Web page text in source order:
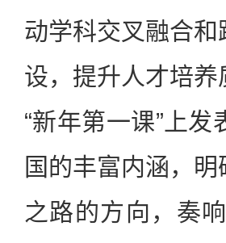
动学科交叉融合
设，提升人才培
“新年第一课”上
国的丰富内涵，
之路的方向，奏